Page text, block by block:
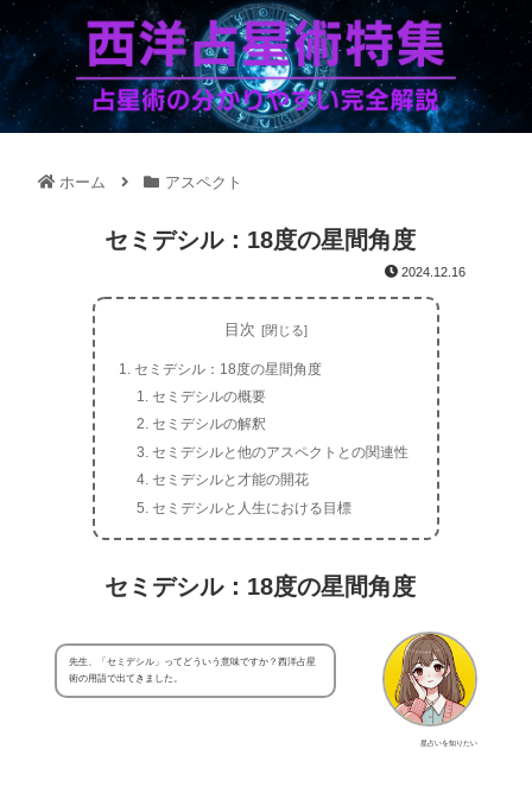
ホーム アスペクト
セミデシル：18度の星間角度
2024.12.16
目次
セミデシル：18度の星間角度
セミデシルの概要
セミデシルの解釈
セミデシルと他のアスペクトとの関連性
セミデシルと才能の開花
セミデシルと人生における目標
セミデシル：18度の星間角度
星占いを知りたい
先生、「セミデシル」ってどういう意味ですか？西洋占星
術の用語で出てきました。